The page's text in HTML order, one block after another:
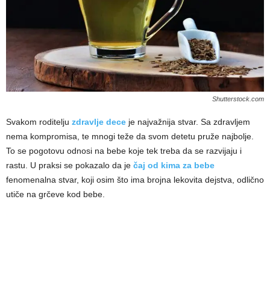
Shutterstock.com
Svakom roditelju zdravlje dece je najvažnija stvar. Sa zdravljem
nema kompromisa, te mnogi teže da svom detetu pruže najbolje.
To se pogotovu odnosi na bebe koje tek treba da se razvijaju i
rastu. U praksi se pokazalo da je čaj od kima za bebe
fenomenalna stvar, koji osim što ima brojna lekovita dejstva, odlično
utiče na grčeve kod bebe.